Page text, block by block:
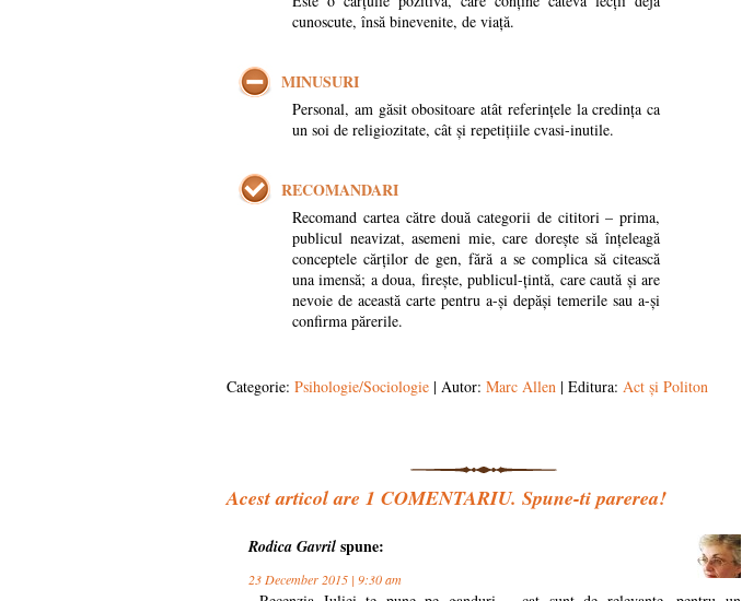
cunoscute, însă binevenite, de viață.
MINUSURI
Personal, am găsit obositoare atât referințele la credința ca
un soi de religiozitate, cât și repetițiile cvasi-inutile.
RECOMANDARI
Recomand cartea către două categorii de cititori – prima,
publicul neavizat, asemeni mie, care dorește să înțeleagă
conceptele cărților de gen, fără a se complica să citească
una imensă; a doua, firește, publicul-țintă, care caută și are
nevoie de această carte pentru a-și depăși temerile sau a-și
confirma părerile.
Categorie: Psihologie/Sociologie | Autor: Marc Allen | Editura: Act și Politon
Acest articol are 1 COMENTARIU. Spune-ti parerea!
Rodica Gavril spune:
23 December 2015 | 9:30 am